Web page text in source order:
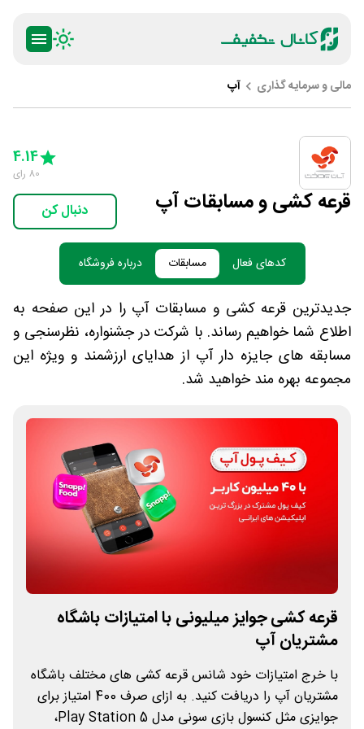
مالی و سرمایه گذاری آپ
قرعه کشی و مسابقات آپ
4 Stars
5 Stars
4.14
80 رای
دنبال کن
کدهای فعال مسابقات درباره فروشگاه
جدیدترین قرعه کشی و مسابقات آپ را در این صفحه به
اطلاع شما خواهیم رساند. با شرکت در جشنواره، نظرسنجی و
مسابقه های جایزه دار آپ از هدایای ارزشمند و ویژه این
مجموعه بهره مند خواهید شد.
قرعه کشی جوایز میلیونی با امتیازات باشگاه
مشتریان آپ
با خرج امتیازات خود شانس قرعه کشی های مختلف باشگاه
مشتریان آپ را دریافت کنید. به ازای صرف 400 امتیاز برای
جوایزی مثل کنسول بازی سونی مدل Play Station 5،